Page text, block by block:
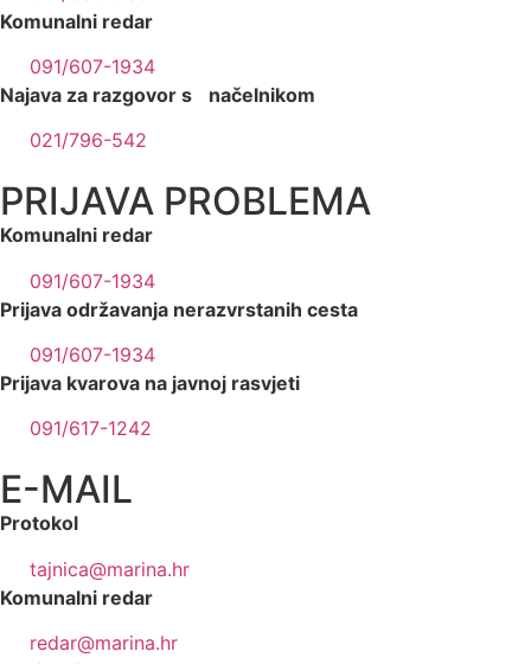
Komunalni redar
091/607-1934
Najava za razgovor s načelnikom
021/796-542
PRIJAVA PROBLEMA
Komunalni redar
091/607-1934
Prijava održavanja nerazvrstanih cesta
091/607-1934
Prijava kvarova na javnoj rasvjeti
091/617-1242
E-MAIL
Protokol
tajnica@marina.hr
Komunalni redar
redar@marina.hr